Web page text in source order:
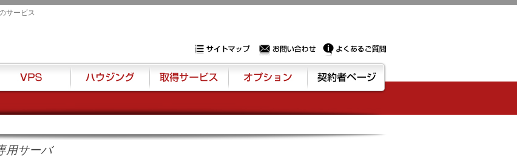
サービス
用サーバ
ハウジング 取得サービス オプション 契約者ページ